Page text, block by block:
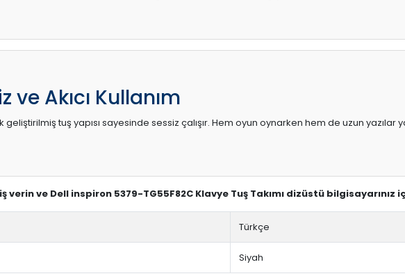
ve Akıcı Kullanım
geliştirilmiş tuş yapısı sayesinde sessiz çalışır. Hem oyun oynarken hem de uzun
verin ve Dell inspiron 5379-TG55F82C Klavye Tuş Takımı dizüstü
Türkçe
Siyah